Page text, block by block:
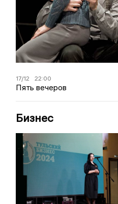
17/12 22:00
Пять вечеров
Бизнес